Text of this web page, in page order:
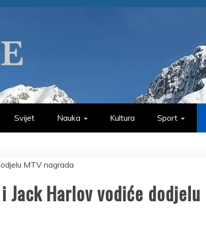
Svijet Nauka Kultura Sport
Jack Harlov vodiće dodjelu